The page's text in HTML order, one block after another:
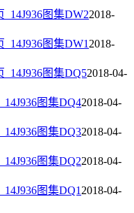
图集DW22018-
图集DW1 2018-
_14J936图集DQ52018-04-
图集DQ42018-04-
图集DQ32018-04-
图集DQ22018-04-
图集DQ1 2018-04-